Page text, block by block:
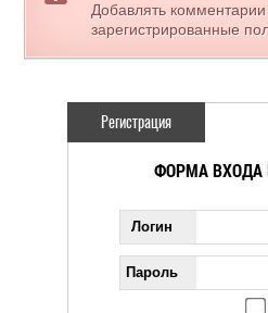
Добавлять комментарии
зарегистрированные
Регистрация
ФОРМА ВХОДА
Логин
Пароль